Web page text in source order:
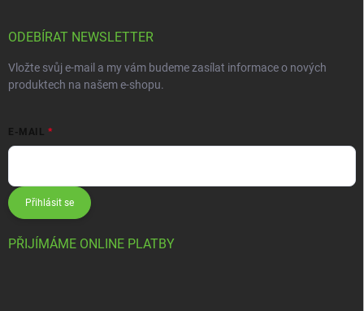
ODEBÍRAT NEWSLETTER
Vložte svůj e-mail a my vám budeme zasílat informace o nových
produktech na našem e-shopu.
E-MAIL
Přihlásit se
PŘIJÍMÁME ONLINE PLATBY